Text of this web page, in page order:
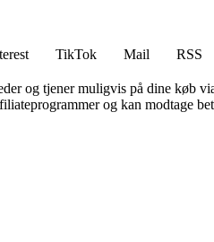
TikTok Mail
RSS
og tjener muligvis på dine køb
og kan modtage